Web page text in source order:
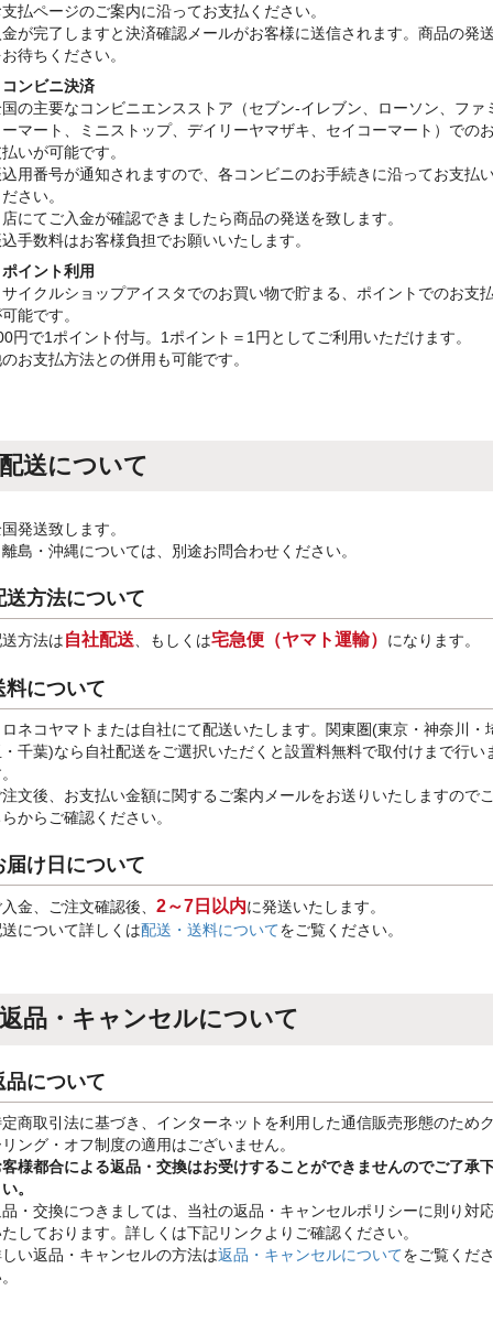
払ページのご案内に沿ってお支払ください。
が完了しますと決済確認メールがお客様に送信されます。商品の発
待ちください。
ンビニ決済
の主要なコンビニエンスストア（セブン-イレブン、ローソン、ファ
マート、ミニストップ、デイリーヤマザキ、セイコーマート）での
いが可能です。
用番号が通知されますので、各コンビニのお手続きに沿ってお支払
さい。
にてご入金が確認できましたら商品の発送を致します。
手数料はお客様負担でお願いいたします。
イント利用
イクルショップアイスタでのお買い物で貯まる、ポイントでのお支
能です。
円で1ポイント付与。1ポイント＝1円としてご利用いただけます。
お支払方法との併用も可能です。
配送について
発送致します。
島・沖縄については、別途お問合わせください。
送方法について
方法は自社配送、もしくは宅急便（ヤマト運輸） になります。
料について
ネコヤマトまたは自社にて配送いたします。関東圏(東京・神奈川・
千葉)なら自社配送をご選択いただくと設置料無料で取付けまで行い
文後、お支払い金額に関するご案内メールをお送りいたしますので
からご確認ください。
届け日について
金、ご注文確認後、 2～7日以内に発送いたします。
について詳しくは配送・送料についてをご覧ください。
返品・キャンセルについて
品について
商取引法に基づき、インターネットを利用した通信販売形態のため
ング・オフ制度の適用はございません。
様都合による返品・交換はお受けすることができませんのでご了承
。
・交換につきましては、当社の返品・キャンセルポリシーに則り対
しております。詳しくは下記リンクよりご確認ください。
い返品・キャンセルの方法は返品・キャンセルについてをご覧くだ